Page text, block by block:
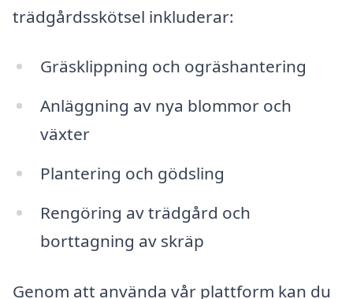
trädgårdsskötsel inkluderar:
Gräsklippning och ogräshantering
Anläggning av nya blommor och
växter
Plantering och gödsling
Rengöring av trädgård och
borttagning av skräp
Genom att använda vår plattform kan du